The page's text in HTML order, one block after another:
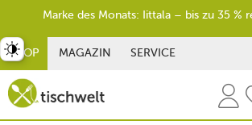
SHOP MAGAZIN SERVICE
umschalten
Marke des Monats: Iittala – bis zu 35 %